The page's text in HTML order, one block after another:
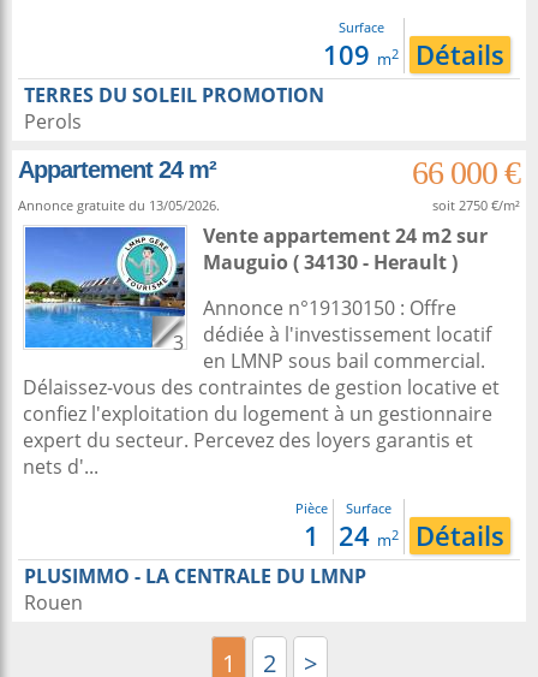
Surface
109 m2 Détails
TERRES DU SOLEIL PROMOTION
Perols
Appartement 24 m²
66 000 €
Annonce gratuite du 13/05/2026. soit 2750 €/m²
3
Vente appartement 24 m2sur
Mauguio( 34130 - Herault )
Annonce n°19130150 : Offre
dédiée à l'investissement locatif
en LMNP sous bail commercial.
Délaissez-vous des contraintes de gestion locative et
confiez l'exploitation du logement à un gestionnaire
expert du secteur. Percevez des loyers garantis et
nets d'...
Pièce
1
Surface
24 m2 Détails
PLUSIMMO - LA CENTRALE DU LMNP
Rouen
1 2 >